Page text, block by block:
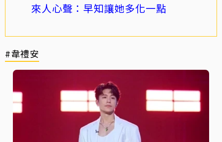
來人心聲：早知讓她多化一點
#韋禮安